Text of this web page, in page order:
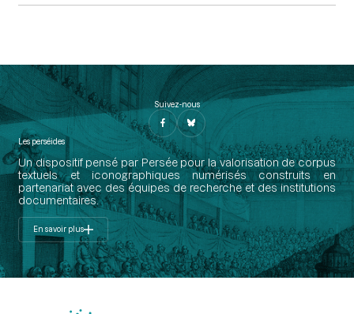
Suivez-nous
Les perséides
Un dispositif pensé par Persée pour la valorisation de corpus
textuels et iconographiques numérisés construits en
partenariat avec des équipes de recherche et des institutions
documentaires.
En savoir plus